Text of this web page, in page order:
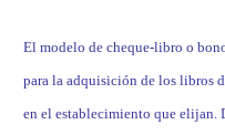
El modelo de cheque-libro o
para la adquisición de los libros
en el establecimiento que elijan.